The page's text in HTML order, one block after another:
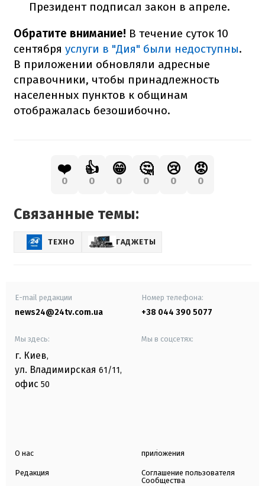
Президент подписал закон в апреле.
Обратите внимание! В течение суток 10
сентября услуги в "Дия" были недоступны.
В приложении обновляли адресные
справочники, чтобы принадлежность
населенных пунктов к общинам
отображалась безошибочно.
❤️
0
👍
0
😁
0
🤔
0
😢
0
😡
0
Связанные темы:
ТЕХНО ГАДЖЕТЫ
E-mail редакции
news24@24tv.com.ua
Номер телефона:
+38 044 390 5077
Мы здесь:
г. Киев,
ул. Владимирская 61/11,
офис 50
Мы в соцсетях:
О нас
Редакция
приложения
Соглашение пользователя
Сообщества